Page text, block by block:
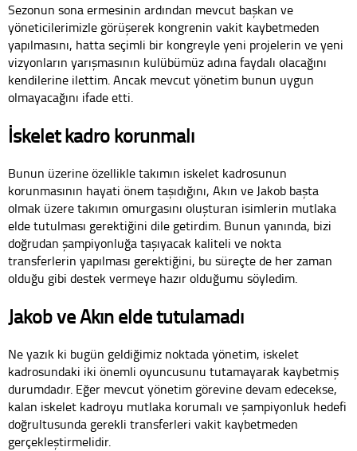
Sezonun sona ermesinin ardından mevcut başkan ve
yöneticilerimizle görüşerek kongrenin vakit kaybetmeden
yapılmasını, hatta seçimli bir kongreyle yeni projelerin ve yeni
vizyonların yarışmasının kulübümüz adına faydalı olacağını
kendilerine ilettim. Ancak mevcut yönetim bunun uygun
olmayacağını ifade etti.
İskelet kadro korunmalı
Bunun üzerine özellikle takımın iskelet kadrosunun
korunmasının hayati önem taşıdığını, Akın ve Jakob başta
olmak üzere takımın omurgasını oluşturan isimlerin mutlaka
elde tutulması gerektiğini dile getirdim. Bunun yanında, bizi
doğrudan şampiyonluğa taşıyacak kaliteli ve nokta
transferlerin yapılması gerektiğini, bu süreçte de her zaman
olduğu gibi destek vermeye hazır olduğumu söyledim.
Jakob ve Akın elde tutulamadı
Ne yazık ki bugün geldiğimiz noktada yönetim, iskelet
kadrosundaki iki önemli oyuncusunu tutamayarak kaybetmiş
durumdadır. Eğer mevcut yönetim görevine devam edecekse,
kalan iskelet kadroyu mutlaka korumalı ve şampiyonluk hedefi
doğrultusunda gerekli transferleri vakit kaybetmeden
gerçekleştirmelidir.